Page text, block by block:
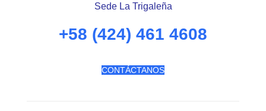
Sede La Trigaleña
+58 (424) 461 4608
CONTÁCTANOS